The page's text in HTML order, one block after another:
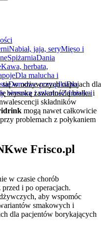
Nabiał, jaja, seryMięso i
SpiżarniaDania
Kawa, herbata,
Dla malucha i
Domowe porządkiDla
biurowe i szkolneZdrowie i
w odżywczych napojach dla
wysoką zawartością białka i
składników
mogą nawet całkowicie
problemach z połykaniem
we Frisco.pl
w czasie chorób
i po operacjach.
aby wspomóc
smakowych i
dla pacjentów borykających